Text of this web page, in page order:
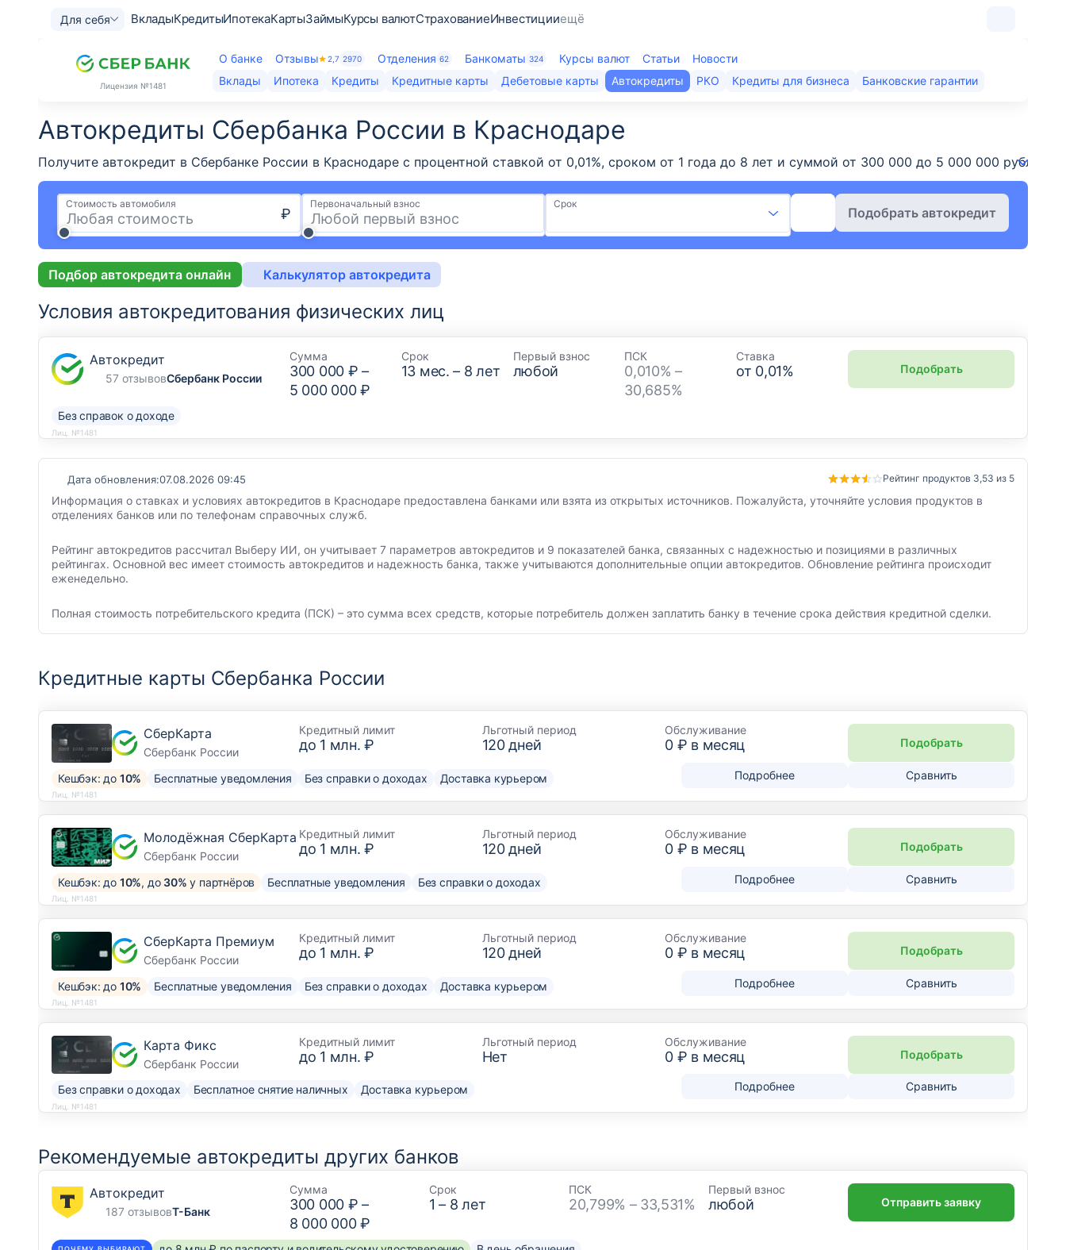
Для себя ВкладыКредитыИпотекаКартыЗаймыКурсы валютСтрахованиеИнвестицииещё
Лицензия №1481
О банке Отзывы 2,7 2970 Отделения 62 Банкоматы 324 Курсы валют Статьи
Новости
Вклады
Ипотека Кредиты Кредитные карты Дебетовые карты Автокредиты РКО Кредиты для бизнеса Банковские гарантии
Автокредиты Сбербанка России​ в Краснодаре
Получите автокредит в Сбербанке России в Краснодаре с процентной ставкой от 0,01%, сроком от 1 года до 8 лет и суммой от 300 000 до 5 000 000
Стоимость автомобиля
₽
Первоначальный взнос Срок
Подобрать автокредит
Подбор автокредита онлайн Калькулятор автокредита
Условия автокредитования физических лиц
Автокредит
57 отзывовСбербанк России
Сумма
300 000 ₽ –
5 000 000 ₽
Срок
13 мес. – 8 лет
Первый взнос
любой
ПСК
0,010% –
30,685%
Ставка
от 0,01%
Без справок о доходе
Подобрать
Лиц. №1481
Дата обновления:07.08.2026 09:45 Рейтинг продуктов 3,53 из 5
Информация о ставках и условиях автокредитов в Краснодаре предоставлена банками или взята из открытых источников. Пожалуйста, уточняйте условия продуктов в
отделениях банков или по телефонам справочных служб.
Рейтинг автокредитов рассчитал Выберу ИИ, он учитывает 7 параметров автокредитов и 9 показателей банка, связанных с надежностью и позициями в различных
рейтингах. Основной вес имеет стоимость автокредитов и надежность банка, также учитываются дополнительные опции автокредитов. Обновление рейтинга происходит
еженедельно.
Полная стоимость потребительского кредита (ПСК) – это сумма всех средств, которые потребитель должен заплатить банку в течение срока действия кредитной сделки.
Кредитные карты Сбербанка России
СберКарта
Сбербанк России
Кредитный лимит
до 1 млн. ₽
Льготный период
120дней
Обслуживание
0 ₽ в месяц
Кешбэк: до 10% Бесплатные уведомления Без справки о доходах Доставка курьером Подробнее Сравнить
Подобрать
Лиц. №1481
Молодёжная СберКарта
Сбербанк России
Кредитный лимит
до 1 млн. ₽
Льготный период
120дней
Обслуживание
0 ₽ в месяц
Кешбэк: до 10%, до 30% у партнёров Бесплатные уведомления Без справки о доходах Подробнее Сравнить
Подобрать
Лиц. №1481
СберКарта Премиум
Сбербанк России
Кредитный лимит
до 1 млн. ₽
Льготный период
120дней
Обслуживание
0 ₽ в месяц
Кешбэк: до 10% Бесплатные уведомления Без справки о доходах Доставка курьером Подробнее Сравнить
Подобрать
Лиц. №1481
Карта Фикс
Сбербанк России
Кредитный лимит
до 1 млн. ₽
Льготный период
Нет
Обслуживание
0 ₽ в месяц
Без справки о доходах Бесплатное снятие наличных Доставка курьером Подробнее Сравнить
Подобрать
Лиц. №1481
Рекомендуемые автокредиты других банков
Автокредит
187 отзывовТ-Банк
Сумма
300 000 ₽ –
8 000 000 ₽
Срок
1 – 8 лет
ПСК
20,799% – 33,531%
Первый взнос
любой Отправить заявку